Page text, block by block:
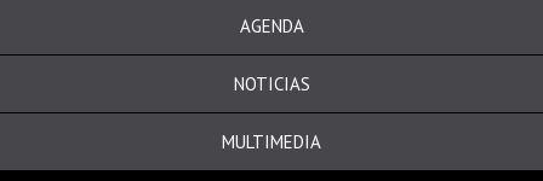
AGENDA
NOTICIAS
MULTIMEDIA